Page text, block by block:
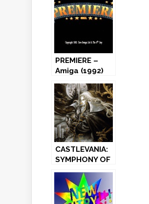
PREMIERE –
Amiga (1992)
CASTLEVANIA:
SYMPHONY OF
PlayStation
(1997)